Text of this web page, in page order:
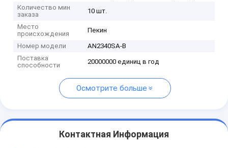
Количество мин
заказа
10 шт.
Место
происхождения
Пекин
Номер модели
AN2340SA-B
Поставка
способности
20000000 единиц в год
Осмотрите больше
Контактная Информация